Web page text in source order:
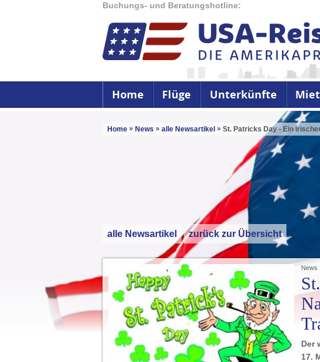
Buchungs- und Beratungshotline:
Home Flüge Unterkünfte
Home » News » alle Newsartikel » St. Patricks Day - Ein
alle Newsartikel zurück zur Übersicht
News
Der
17.